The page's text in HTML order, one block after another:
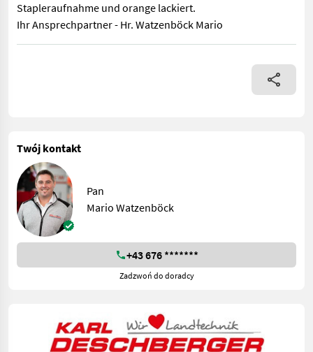
Stapleraufnahme und orange lackiert.
Ihr Ansprechpartner - Hr. Watzenböck Mario
Fliegl Arbeitsbühne Light- schraubbar mit seitlichem Einstieg,
Twój kontakt
Pan
Mario Watzenböck
+43 676 *******
Zadzwoń do doradcy